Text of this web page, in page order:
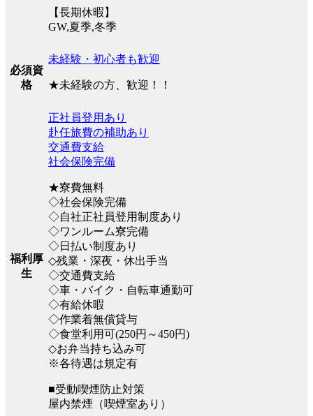
【長期休暇】
GW,夏季,冬季
必須資
格
未経験・初心者も歓迎
★未経験の方、歓迎！！
福利厚
生
正社員登用あり
赴任旅費の補助あり
交通費支給
社会保険完備
★寮費無料
◇社会保険完備
◇自社正社員登用制度あり
◇ワンルーム寮完備
◇日払い制度あり
◇残業・深夜・休出手当
◇交通費支給
◇車・バイク・自転車通勤可
◇有給休暇
◇作業着無償貸与
◇食堂利用可(250円～450円)
◇お弁当持ち込み可
※各待遇は規定有
■受動喫煙防止対策
屋内禁煙（喫煙室あり）